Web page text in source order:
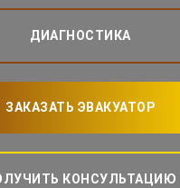
ДИАГНОСТИКА
ЗАКАЗАТЬ ЭВАКУАТОР
КОНСУЛЬТАЦИЮ